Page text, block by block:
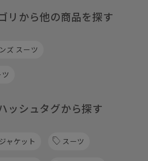
リから他の商品を探す
ズ スーツ
ッシュタグから探す
ジャケット スーツ